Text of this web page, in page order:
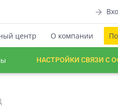
центр О компании
НАСТРОЙКИ СВЯЗИ С